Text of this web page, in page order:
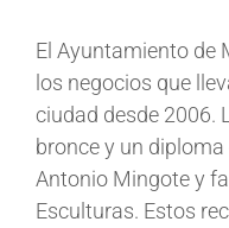
El Ayuntamiento de
los negocios que
ciudad desde 2006.
bronce y un
Antonio Mingote y
Esculturas. Estos